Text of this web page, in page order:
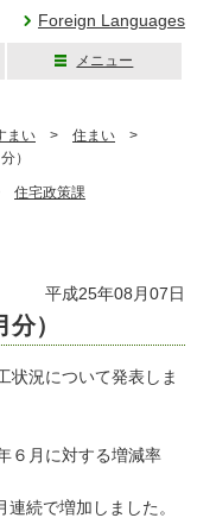
Foreign Languages
メニュー
まい > 住まい >
）
住宅政策課
平成25年08月07日
）
状況について発表しま
６月に対する増減率
続で増加しました。